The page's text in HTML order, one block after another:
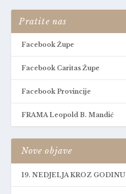
Pratite nas
Facebook Župe
Facebook Caritas Župe
Facebook Provincije
FRAMA Leopold B. Mandić
Nove objave
19. NEDJELJA KROZ GODINU